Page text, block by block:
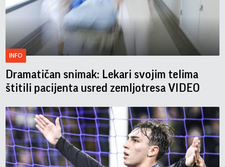
INFO
Dramatičan snimak: Lekari svojim telima
štitili pacijenta usred zemljotresa VIDEO